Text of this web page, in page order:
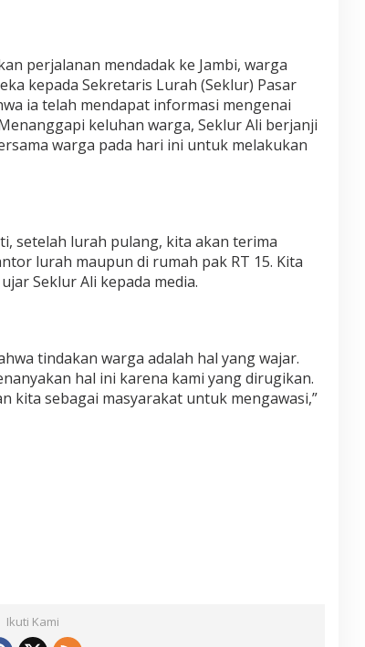
perjalanan mendadak ke Jambi, warga
kepada Sekretaris Lurah (Seklur) Pasar
ia telah mendapat informasi mengenai
keluhan warga, Seklur Ali berjanji
warga pada hari ini untuk melakukan
setelah lurah pulang, kita akan terima
lurah maupun di rumah pak RT 15. Kita
Seklur Ali kepada media.
tindakan warga adalah hal yang wajar.
hal ini karena kami yang dirugikan.
kita sebagai masyarakat untuk mengawasi,”
Ikuti Kami